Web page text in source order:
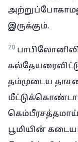
இருக்கும்.
20
தம்முடைய
பூமியின்